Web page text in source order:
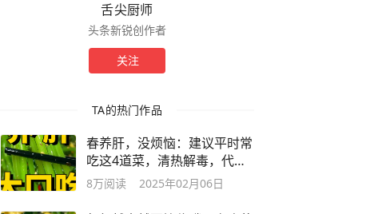
舌尖厨师
头条新锐创作者
关注
TA的热门作品
春养肝，没烦恼：建议平时常
吃这4道菜，清热解毒，代谢
更好
8万阅读 2025年02月06日